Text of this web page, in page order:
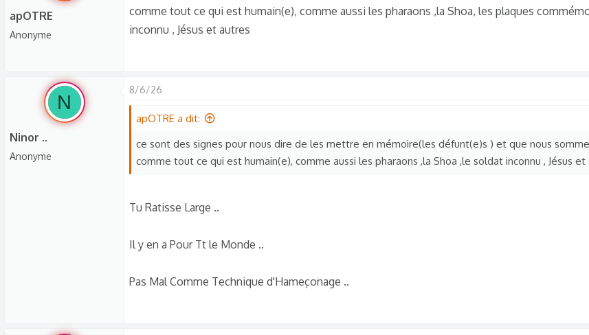
apOTRE
Anonyme
comme tout ce qui est humain(e), comme aussi les pharaons ,la Shoa, les plaques
inconnu , Jésus et autres
N
Ninor ..
Anonyme
8/6/26
apOTRE a dit:
ce sont des signes pour nous dire de les mettre en mémoire(les défunt(e)s ) et que nous
comme tout ce qui est humain(e), comme aussi les pharaons ,la Shoa ,le soldat inconnu , Jésus et
Tu Ratisse Large ..
Il y en a Pour Tt le Monde ..
Pas Mal Comme Technique d'Hameçonage ..